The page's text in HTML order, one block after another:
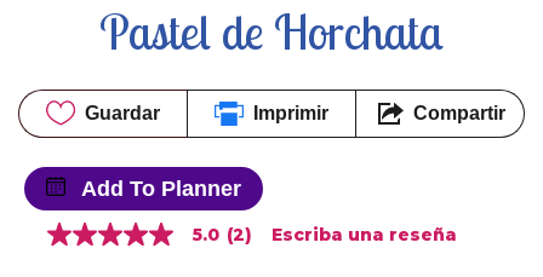
Pastel de Horchata
Guardar Imprimir Compartir
Add To Planner
5.0
5.0 (2) Escriba una reseña